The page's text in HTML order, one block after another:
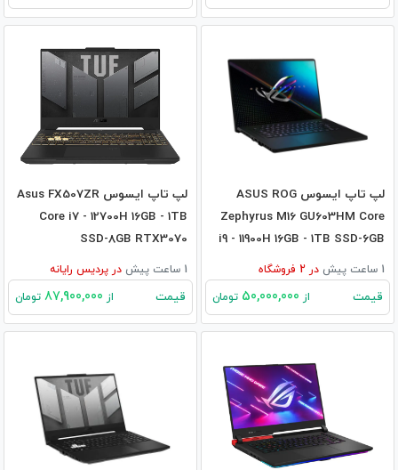
لپ تاپ ایسوس ASUS ROG
Zephyrus M16 GU603HM Core
i9 - 11900H 16GB - 1TB SSD-6GB
RTX30601 ساعت پیش در فروشگاه
قیمت از تومان
لپ تاپ ایسوس Asus FX507ZR
Core i7 - 12700H 16GB - 1TB
SSD-8GB RTX3070
1 ساعت پیش در پردیس رایانه
قیمت از تومان